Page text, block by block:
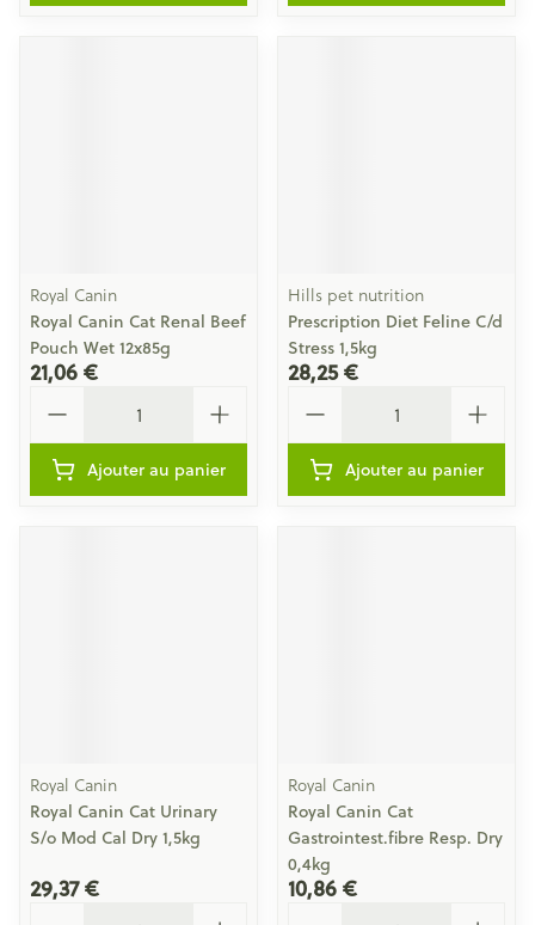
Royal Canin
Royal Canin Cat Renal Beef
Pouch Wet 12x85g
21,06 €
Ajouter au panier
Hills pet nutrition
Prescription Diet Feline C/d
Stress 1,5kg
28,25 €
Ajouter au panier
Royal Canin
Royal Canin Cat Urinary
S/o Mod Cal Dry 1,5kg
29,37 €
Royal Canin
Royal Canin Cat
Gastrointest.fibre Resp. Dry
0,4kg
10,86 €